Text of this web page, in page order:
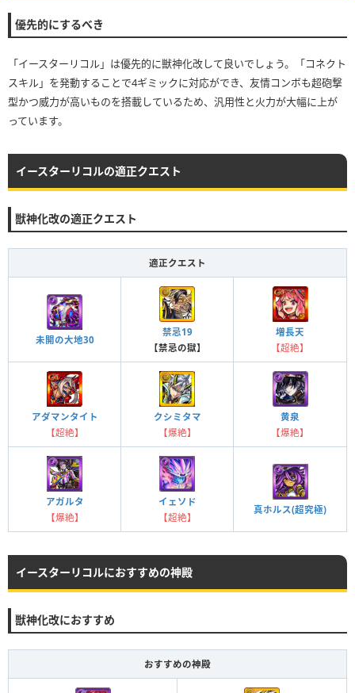
優先的にするべき
「イースターリコル」は優先的に獣神化改して良いでしょう。「コネクト
スキル」を発動することで4ギミックに対応ができ、友情コンボも超砲撃
型かつ威力が高いものを搭載しているため、汎用性と火力が大幅に上が
っています。
イースターリコルの適正クエスト
獣神化改の適正クエスト
適正クエスト
未開の大地30
禁忌19
【禁忌の獄】
増長天
【超絶】
アダマンタイト
【超絶】
クシミタマ
【爆絶】
黄泉
【爆絶】
アガルタ
【爆絶】
イェソド
【超絶】
真ホルス(超究極)
イースターリコルにおすすめの神殿
獣神化改におすすめ
おすすめの神殿